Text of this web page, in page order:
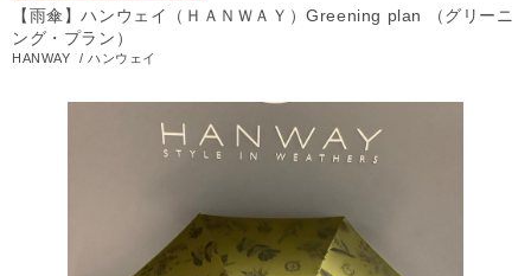
送料無料
ギフト向
け
WOMEN
【雨傘】ハンウェイ（ＨＡＮＷＡＹ）Greening plan （グリーニ
ング・プラン）
HANWAY /ハンウェイ